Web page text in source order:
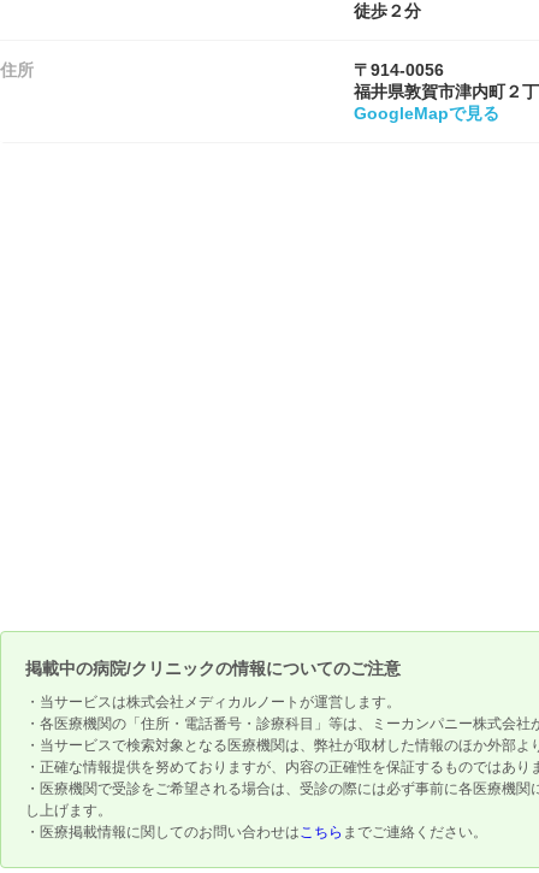
徒歩２分
住所
〒914-0056
福井県敦賀市津内町２
GoogleMapで見る
掲載中の病院/クリニックの情報についてのご注意
・当サービスは株式会社メディカルノートが運営します。
・各医療機関の「住所・電話番号・診療科目」等は、ミーカンパニー株式会
・当サービスで検索対象となる医療機関は、弊社が取材した情報のほか外部
・正確な情報提供を努めておりますが、内容の正確性を保証するものではあり
・医療機関で受診をご希望される場合は、受診の際には必ず事前に各医療機
し上げます。
・医療掲載情報に関してのお問い合わせはこちら までご連絡ください。